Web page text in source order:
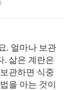
. 얼마나 보관
. 삶은 계란은
관하면 식중
을 아는 것이